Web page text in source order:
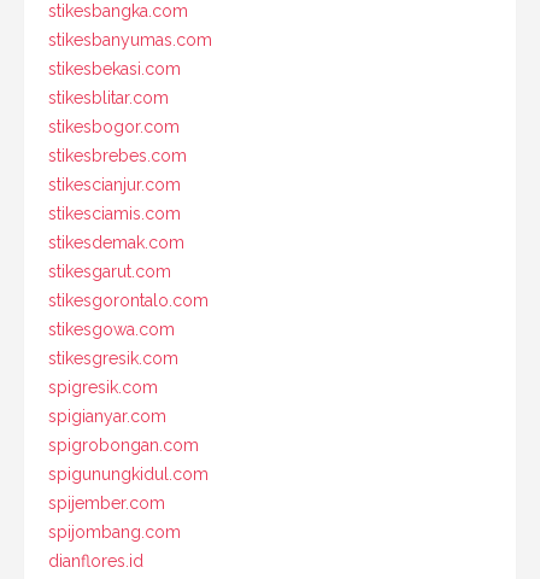
stikesbangka.com
stikesbanyumas.com
stikesbekasi.com
stikesblitar.com
stikesbogor.com
stikesbrebes.com
stikescianjur.com
stikesciamis.com
stikesdemak.com
stikesgarut.com
stikesgorontalo.com
stikesgowa.com
stikesgresik.com
spigresik.com
spigianyar.com
spigrobongan.com
spigunungkidul.com
spijember.com
spijombang.com
dianflores.id